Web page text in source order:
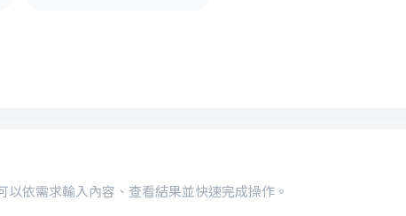
依需求輸入內容、查看結果並快速完成操作。